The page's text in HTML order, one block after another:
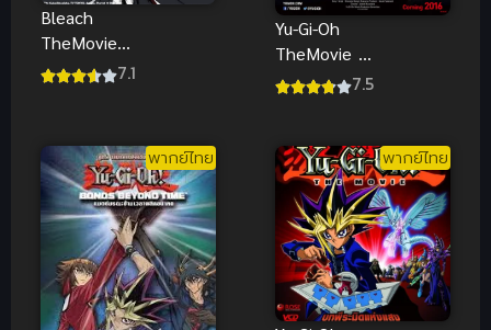
Bleach
TheMovie
บลีช เทพ
ทรงจำแห่งผู้ไร้
ตัวตน พากย์
ไทย
7.1
Yu-Gi-Oh
TheMovie ยูกิ
เกมกลคน
ปริศนาด้านมืด
(2017) พากย์
ไทย
7.5
พากย์ไทย พากย์ไทย